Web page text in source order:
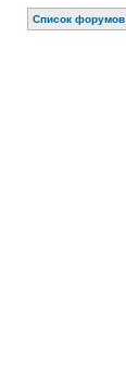
Список форумов